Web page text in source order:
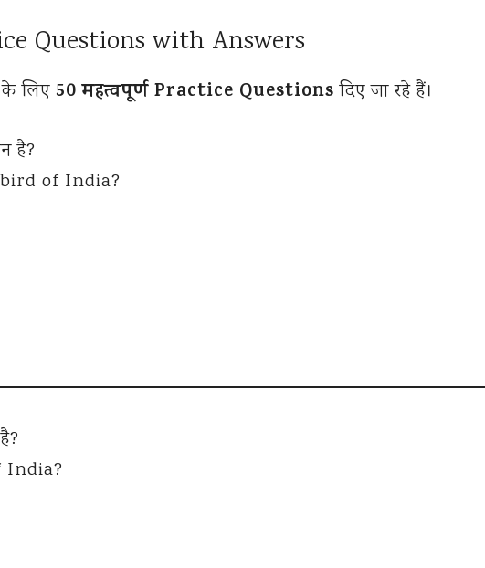
Questions with Answers
के लिए 50 महत्वपूर्ण Practice Questions दिए जा रहे हैं।
है?
of India?